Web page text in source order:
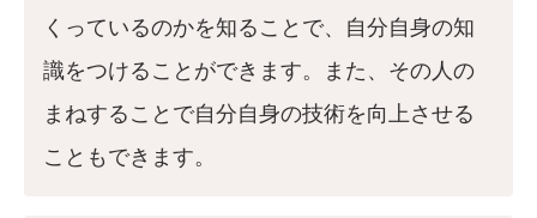
くっているのかを知ることで、自分自身の知
識をつけることができます。また、その人の
まねすることで自分自身の技術を向上させる
こともできます。